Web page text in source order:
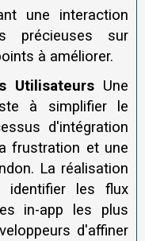
une interaction
précieuses sur
à améliorer.
Utilisateurs Une
à simplifier le
d'intégration
frustration et une
La réalisation
les flux
in-app les plus
d'affiner